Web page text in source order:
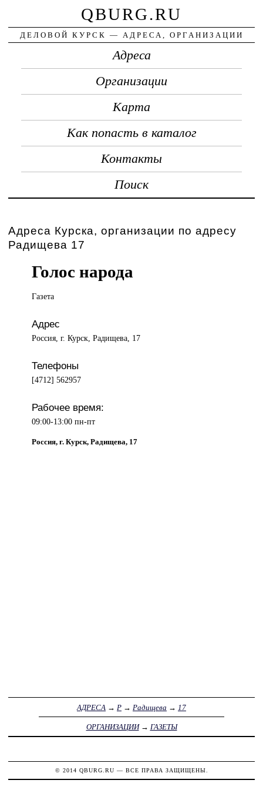
QBURG.RU
ДЕЛОВОЙ КУРСК — АДРЕСА, ОРГАНИЗАЦИИ
Адреса
Организации
Карта
Как попасть в каталог
Контакты
Поиск
Адреса Курска, организации по адресу
Радищева 17
Голос народа
Газета
Адрес
Россия, г. Курск, Радищева, 17
Телефоны
[4712] 562957
Рабочее время:
09:00-13:00 пн-пт
Россия, г. Курск, Радищева, 17
АДРЕСА → Р → Радищева → 17
ОРГАНИЗАЦИИ→ ГАЗЕТЫ
© 2014 QBURG.RU — ВСЕ ПРАВА ЗАЩИЩЕНЫ.